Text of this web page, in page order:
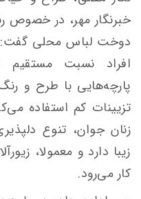
خبرنگار مهر، در خصوص
دوخت لباس محلی
افراد نسبت مستقیم
پارچه‌هایی با طرح و
تزیینات کم استفاده
زنان جوان، تنوع
زیبا دارد و معمولا،
کار می‌رود.